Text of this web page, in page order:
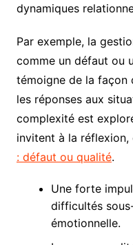
dynamiques
Par exemple, la
comme un défaut ou
témoigne de la façon
les réponses aux
complexité est
invitent à la réflexion,
: défaut ou qualité.
Une forte
difficultés
émotionnelle.